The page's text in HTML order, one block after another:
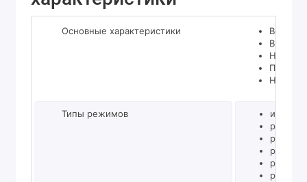
Основные характеристики
Время
Типы режимов
режимы
режимы
режимы
режим